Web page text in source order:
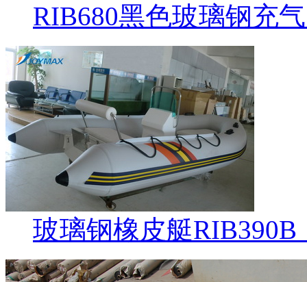
RIB680黑色玻璃钢充
玻璃钢橡皮艇